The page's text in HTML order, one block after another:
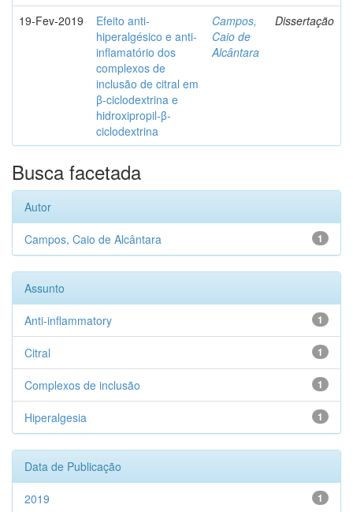
19-Fev-2019
Efeito anti-
hiperalgésico e anti-
inflamatório dos
complexos de
inclusão de citral em
β-ciclodextrina e
hidroxipropil-β-
ciclodextrina
Campos,
Caio de
Alcântara
Dissertação
Busca facetada
Autor
1
Campos, Caio de Alcântara
Assunto
1
Anti-inflammatory
1
Citral
1
Complexos de inclusão
1
Hiperalgesia
Data de Publicação
1
2019